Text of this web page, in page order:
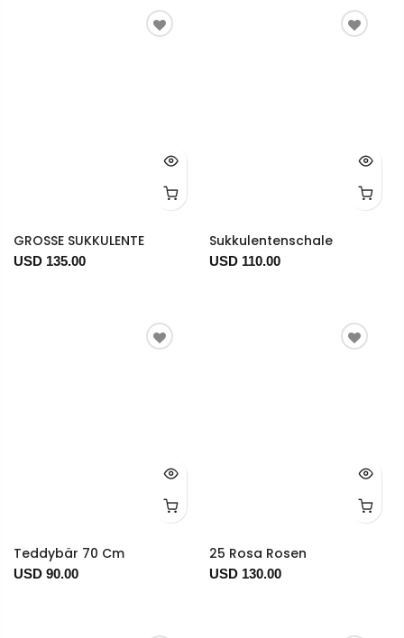
GROSSE SUKKULENTE
USD 135.00
Sukkulentenschale
USD 110.00
Teddybär 70 Cm
USD 90.00
25 Rosa Rosen
USD 130.00